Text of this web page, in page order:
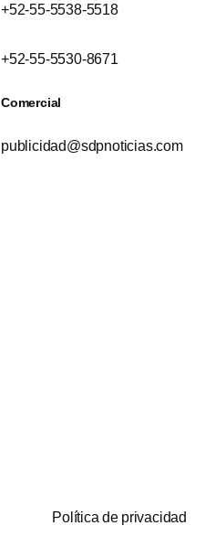
+52-55-5538-5518
+52-55-5530-8671
Comercial
publicidad@sdpnoticias.com
Política de privacidad